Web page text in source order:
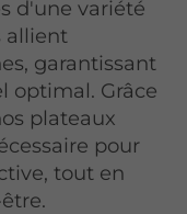
d'une variété
allient
garantissant
optimal. Grâce
plateaux
pour
tout en